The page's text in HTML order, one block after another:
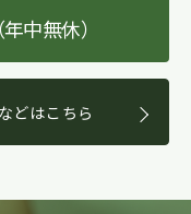
（年中無休）
どはこちら